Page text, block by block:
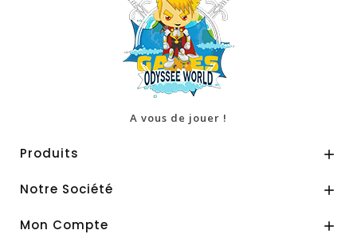
A vous de jouer !
Produits 
Notre Société 
Mon Compte 